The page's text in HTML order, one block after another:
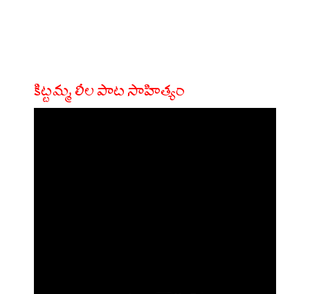
కిట్టమ్మ లీల పాట సాహిత్యం